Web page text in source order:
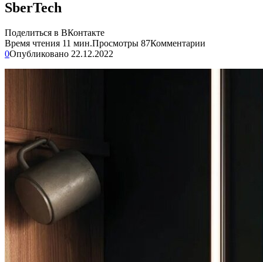
SberTech
Поделиться в ВКонтакте
Время чтения 11 мин.Просмотры 87Комментарии
0Опубликовано 22.12.2022